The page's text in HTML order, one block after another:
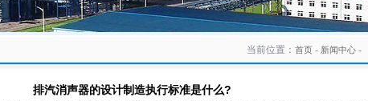
当前位置： 首页 - 新闻中心 -
排汽消声器的设计制造执行标准是什么?